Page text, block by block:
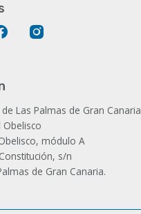
Facebook
Las Palmas de Gran Canaria
Obelisco
módulo A
s/n
de Gran Canaria.